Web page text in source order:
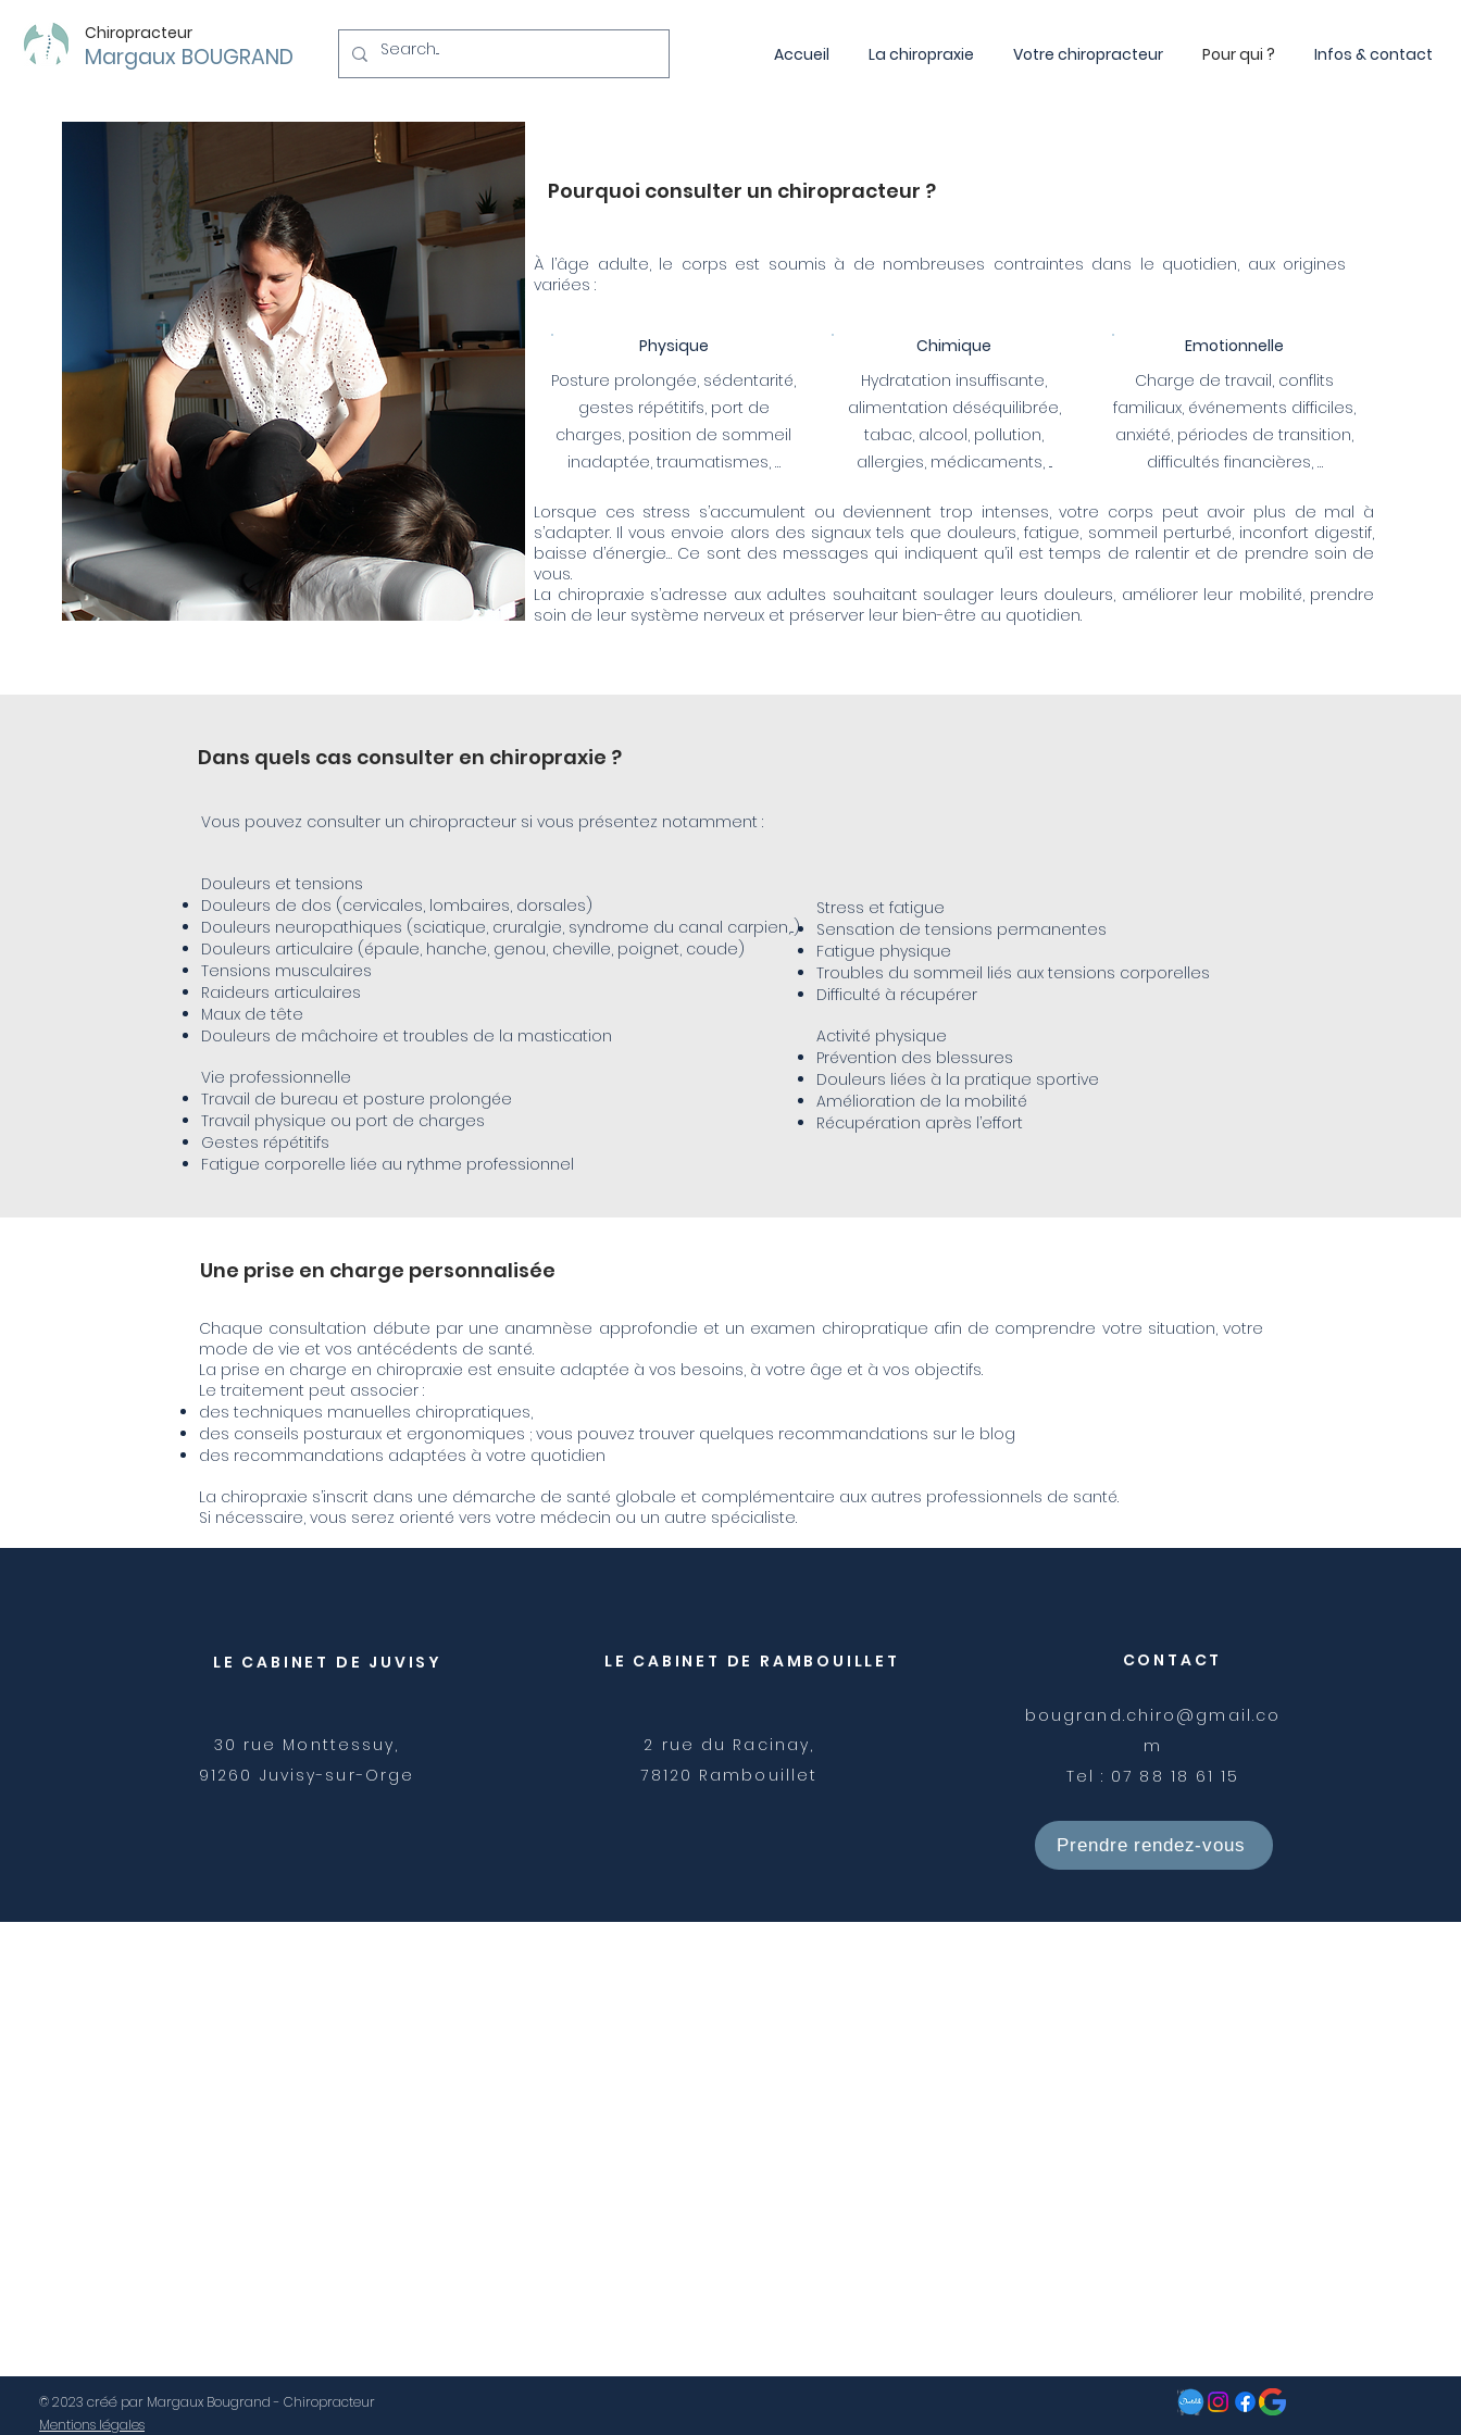
Chiropracteur
Margaux BOUGRAND Accueil La chiropraxie Votre chiropracteur Pour qui ? Infos & contact
Pourquoi consulter un chiropracteur ?
À l’âge adulte, le corps est soumis à de nombreuses contraintes dans le quotidien, aux origines
variées :
Physique
Posture prolongée, sédentarité,
gestes répétitifs, port de
charges, position de sommeil
inadaptée, traumatismes, …
Chimique
Hydratation insuffisante,
alimentation déséquilibrée,
tabac, alcool, pollution,
allergies, médicaments, ...
Emotionnelle
Charge de travail, conflits
familiaux, événements difficiles,
anxiété, périodes de transition,
difficultés financières, …
Lorsque ces stress s’accumulent ou deviennent trop intenses, votre corps peut avoir plus de mal à
s’adapter. Il vous envoie alors des signaux tels que douleurs, fatigue, sommeil perturbé, inconfort digestif,
baisse d’énergie… Ce sont des messages qui indiquent qu’il est temps de ralentir et de prendre soin de
vous.
La chiropraxie s’adresse aux adultes souhaitant soulager leurs douleurs, améliorer leur mobilité, prendre
soin de leur système nerveux et préserver leur bien-être au quotidien.​​
Dans quels cas consulter en chiropraxie ?
Vous pouvez consulter un chiropracteur si vous présentez notamment :
Douleurs et tensions
Douleurs de dos (cervicales, lombaires, dorsales)
Douleurs neuropathiques (sciatique, cruralgie, syndrome du canal carpien,...)
Douleurs articulaire (épaule, hanche, genou, cheville, poignet, coude)
Tensions musculaires
Raideurs articulaires
Maux de tête
Douleurs de mâchoire et troubles de la mastication
Vie professionnelle
Travail de bureau et posture prolongée
Travail physique ou port de charges
Gestes répétitifs
Fatigue corporelle liée au rythme professionnel​
​Stress et fatigue
Sensation de tensions permanentes
Fatigue physique
Troubles du sommeil liés aux tensions corporelles
Difficulté à récupérer
Activité physique
Prévention des blessures
Douleurs liées à la pratique sportive
Amélioration de la mobilité
Récupération après l’effort​
Une prise en charge personnalisée​
Chaque consultation débute par une anamnèse approfondie et un examen chiropratique afin de comprendre votre situation, votre
mode de vie et vos antécédents de santé.
La prise en charge en chiropraxie est ensuite adaptée à vos besoins, à votre âge et à vos objectifs.
Le traitement peut associer :
des techniques manuelles chiropratiques,
des conseils posturaux et ergonomiques ; vous pouvez trouver quelques recommandations sur le blog
des recommandations adaptées à votre quotidien
La chiropraxie s’inscrit dans une démarche de santé globale et complémentaire aux autres professionnels de santé.
Si nécessaire, vous serez orienté vers votre médecin ou un autre spécialiste.
LE CABINET DE JUVISY
30 rue Monttessuy,
91260 Juvisy-sur-Orge
LE CABINET DE RAMBOUILLET
2 rue du Racinay,
78120 Rambouillet
CONTACT
bougrand.chiro@gmail.co
m
Tel : 07 88 18 61 15
Prendre rendez-vous
© 2023 créé par Margaux Bougrand - Chiropracteur
Mentions légales